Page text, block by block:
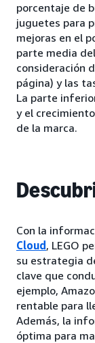
porcentaje de
juguetes para
mejoras en el
parte media
consideración
página) y las
La parte
y el
de la marca.
Con la
Cloud , LEGO
su estrategia
clave que
ejemplo,
rentable para
Además, la
óptima para